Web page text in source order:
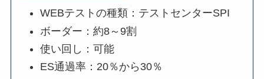
WEBテストの種類：テストセンターSPI
ボーダー：約8～9割
使い回し：可能
ES通過率：20％から30％